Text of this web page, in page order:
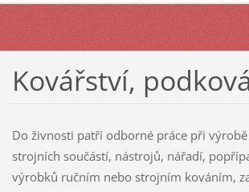
Kovářství,
Do živnosti patří odborné práce při
strojních součástí, nástrojů, nářadí,
výrobků ručním nebo strojním kováním,